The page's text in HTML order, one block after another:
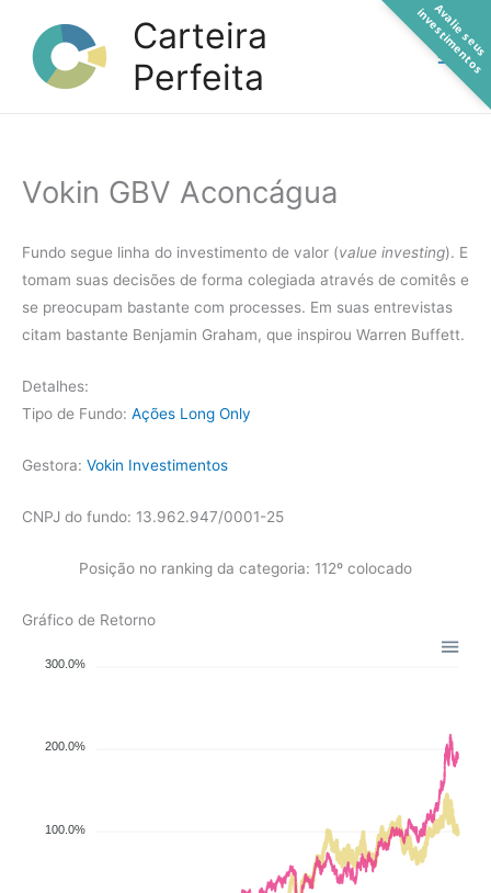
conteúdo
Carteira
Perfeita
Vokin GBV Aconcágua
Fundo segue linha do investimento de valor (value investing). E
tomam suas decisões de forma colegiada através de comitês e
se preocupam bastante com processes. Em suas entrevistas
citam bastante Benjamin Graham, que inspirou Warren Buffett.
Detalhes:
Tipo de Fundo: Ações Long Only
Gestora: Vokin Investimentos
CNPJ do fundo: 13.962.947/0001-25
Posição no ranking da categoria: 112º colocado
Gráfico de Retorno
300.0%
200.0%
100.0%
A
v
a
l
i
e
s
e
u
s
i
n
v
e
s
t
i
m
e
n
t
o
s